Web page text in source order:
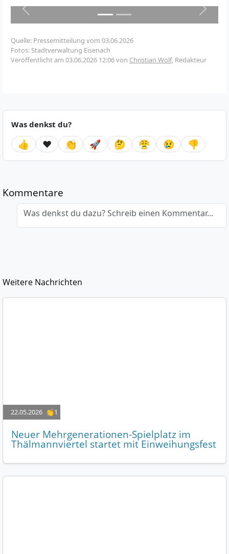
Zurück Weiter
Quelle: Pressemitteilung vom 03.06.2026
Fotos: Stadtverwaltung Eisenach
Veröffentlicht am 03.06.2026 12:06von Christian Wolf, Redakteur
Was denkst du?
👍 ❤️ 👏 🚀 🤔 😤 😢 👎
Kommentare
Was denkst du dazu? Schreib einen Kommentar...
Weitere Nachrichten
22.05.2026 👏1
Neuer Mehrgenerationen-Spielplatz im
Thälmannviertel startet mit Einweihungsfest